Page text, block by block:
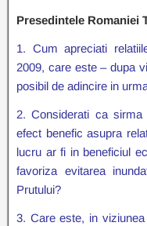
Presedintele Romaniei
1. Cum apreciati
2009, care este – dupa
posibil de adincire in
2. Considerati ca sirma
efect benefic asupra
lucru ar fi in beneficiul
favoriza evitarea
Prutului?
3. Care este, in